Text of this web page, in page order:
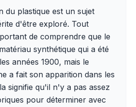
du plastique est un sujet
d'être exploré. Tout
de comprendre que le
synthétique qui a été
années 1900, mais le
a fait son apparition dans les
signifie qu'il n'y a pas assez
pour déterminer avec